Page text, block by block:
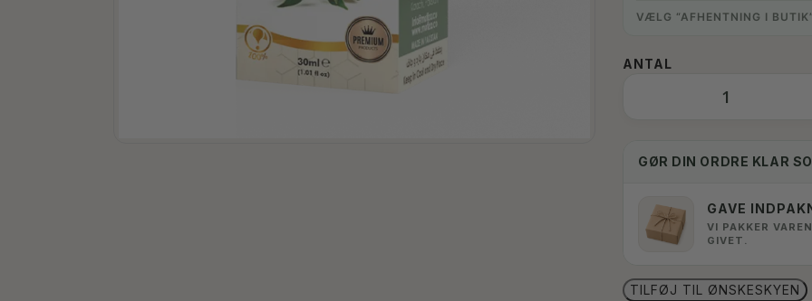
VÆLG “AFHENTNING I
ANTAL
GØR DIN ORDRE KLAR
GAVE
VI PAKKER
GIVET.
TILFØJ TIL ØNSKESKYEN